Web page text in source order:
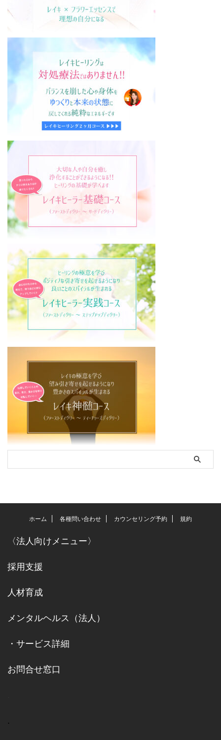
ホーム 各種問い合わせ カウンセリング予約 規約
〈法人向けメニュー〉
採用支援
人材育成
メンタルヘルス（法人）
・ サービス詳細
お問合せ窓口
.